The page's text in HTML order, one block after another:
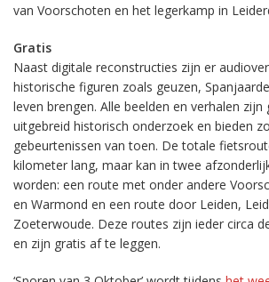
van Voorschoten en het legerkamp in
Gratis
Naast digitale reconstructies zijn er
historische figuren zoals geuzen,
leven brengen. Alle beelden en verhalen zijn
uitgebreid historisch onderzoek en bieden
gebeurtenissen van toen. De totale
kilometer lang, maar kan in twee
worden: een route met onder andere
en Warmond en een route door Leiden,
Zoeterwoude. Deze routes zijn ieder circa
en zijn gratis af te leggen.